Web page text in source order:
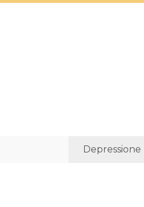
Depressione